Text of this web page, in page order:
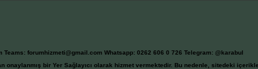
Teams: forumhizmeti@gmail.com Whatsapp: 0262 606 0 726 Telegram: @karabul
onaylanmış bir Yer Sağlayıcı olarak hizmet vermektedir. Bu nedenle, sitedeki